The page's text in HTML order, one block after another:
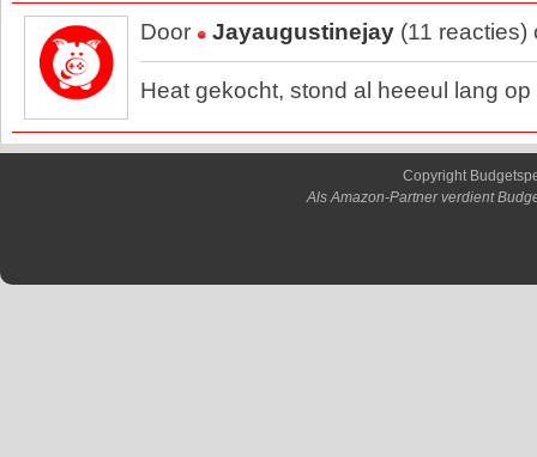
Door Jayaugustinejay (11 reacties)
Heat gekocht, stond al heeeul lang op
Copyright
Als Amazon-Partner verdient